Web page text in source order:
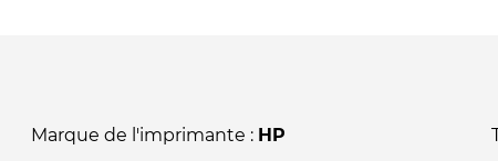
Marque de l'imprimante : HP